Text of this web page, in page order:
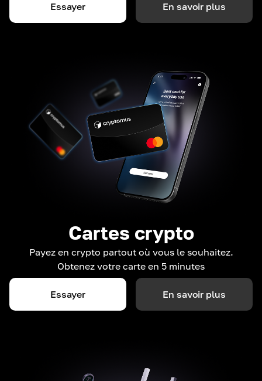
Essayer En savoir plus
Cartes crypto
Payez en crypto partout où vous le souhaitez.
Obtenez votre carte en 5 minutes
Essayer En savoir plus